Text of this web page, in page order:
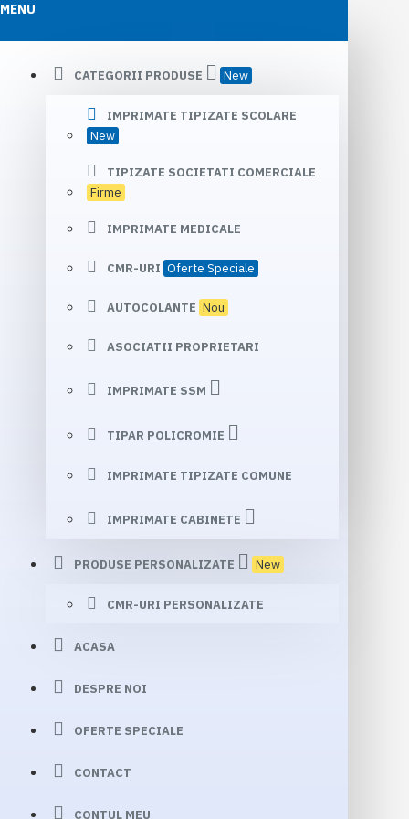
MENU
CATEGORII PRODUSE New
IMPRIMATE TIPIZATE SCOLARE
New
TIPIZATE SOCIETATI COMERCIALE
Firme
IMPRIMATE MEDICALE
CMR-URI Oferte Speciale
AUTOCOLANTE Nou
ASOCIATII PROPRIETARI
IMPRIMATE SSM
TIPAR POLICROMIE
IMPRIMATE TIPIZATE COMUNE
IMPRIMATE CABINETE
PRODUSE PERSONALIZATE New
CMR-URI PERSONALIZATE
ACASA
DESPRE NOI
OFERTE SPECIALE
CONTACT
CONTUL MEU